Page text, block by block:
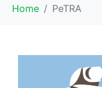
Home PeTRA